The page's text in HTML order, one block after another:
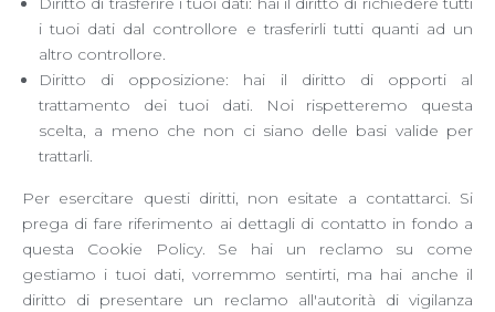
i tuoi dati dal controllore e trasferirli tutti quanti ad un
altro controllore.
Diritto di opposizione: hai il diritto di opporti al
trattamento dei tuoi dati. Noi rispetteremo questa
scelta, a meno che non ci siano delle basi valide per
trattarli.
Per esercitare questi diritti, non esitate a contattarci. Si
prega di fare riferimento ai dettagli di contatto in fondo a
questa Cookie Policy. Se hai un reclamo su come
gestiamo i tuoi dati, vorremmo sentirti, ma hai anche il
diritto di presentare un reclamo all'autorità di vigilanza